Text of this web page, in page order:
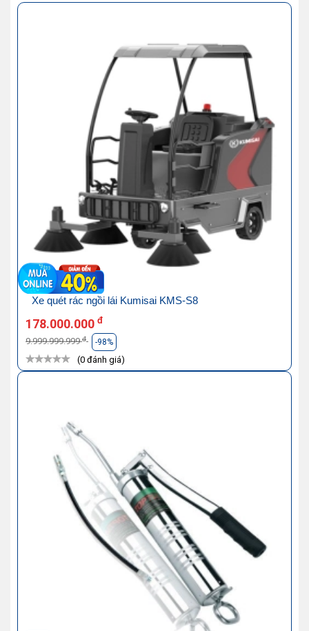
Xe quét rác ngồi lái Kumisai KMS-S8
178.000.000 đ
9.999.999.999đ -98%
(0 đánh giá)